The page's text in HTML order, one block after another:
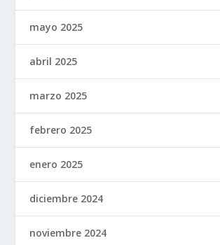
mayo 2025
abril 2025
marzo 2025
febrero 2025
enero 2025
diciembre 2024
noviembre 2024